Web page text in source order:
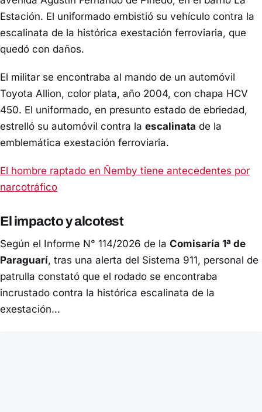
Estación. El uniformado embistió su vehículo contra la
escalinata de la histórica exestación ferroviaria, que
quedó con daños.
El militar se encontraba al mando de un automóvil
Toyota Allion, color plata, año 2004, con chapa HCV
450. El uniformado, en presunto estado de ebriedad,
estrelló su automóvil contra la escalinata de la
emblemática exestación ferroviaria.
El hombre raptado en Ñemby tiene antecedentes por
narcotráfico
El impacto y alcotest
Según el Informe N° 114/2026 de la Comisaría 1ª de
Paraguarí, tras una alerta del Sistema 911, personal de
patrulla constató que el rodado se encontraba
incrustado contra la histórica escalinata de la
exestación…